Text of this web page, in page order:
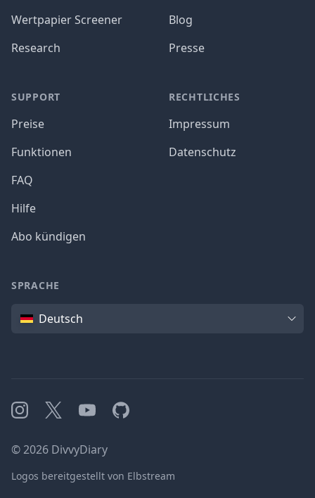
Wertpapier Screener
Research
SUPPORT
Preise
Funktionen
FAQ
Hilfe
Abo kündigen
Blog
Presse
RECHTLICHES
Impressum
Datenschutz
SPRACHE
SpracheDeutsch
Instagram
X YouTubeGitHub
©2026 DivvyDiary
Logos bereitgestellt von Elbstream